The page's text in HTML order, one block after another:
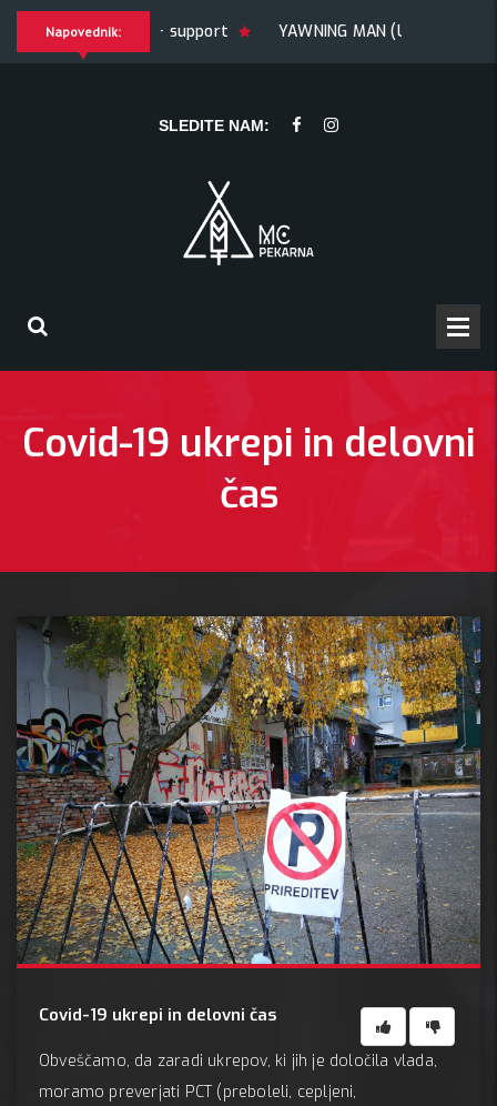
Napovednik:
TRYGLAV + support
YAWNING MAN (US), Hrmülja
MAN (US), Hrmülja (HR), A Gram trip (HR)
SLEDITE NAM:
Covid-19 ukrepi in delovni
čas
Covid-19 ukrepi in delovni čas
Obveščamo, da zaradi ukrepov, ki jih je določila vlada,
moramo preverjati PCT (preboleli, cepljeni,